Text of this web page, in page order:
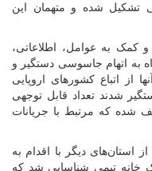
تشکیل شده و متهمان این
به عوامل، اطلاعاتی،
کرمانشاه به اتهام جاسوسی دستگیر و
از اتباع کشور‌های اروپایی
شدند تعداد قابل توجهی
شده که مرتبط با جریانات
استان‌های دیگر با اقدام به
خانه تیمی شناسایی شد که